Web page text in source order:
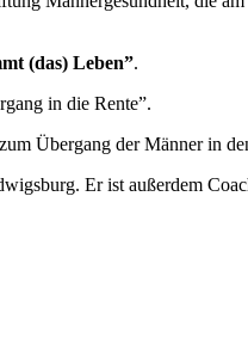
(das) Leben”.
in die Rente”.
Übergang der Männer in
Er ist außerdem